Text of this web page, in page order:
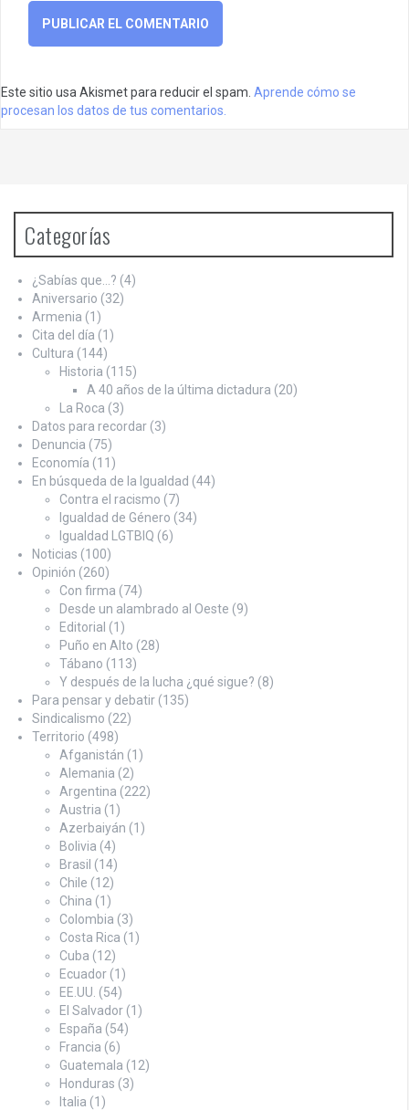
Este sitio usa Akismet para reducir el spam. Aprende cómo se
procesan los datos de tus comentarios.
Categorías
¿Sabías que…? (4)
Aniversario (32)
Armenia (1)
Cita del día (1)
Cultura (144)
Historia (115)
A 40 años de la última dictadura (20)
La Roca (3)
Datos para recordar (3)
Denuncia (75)
Economía (11)
En búsqueda de la Igualdad (44)
Contra el racismo (7)
Igualdad de Género (34)
Igualdad LGTBIQ (6)
Noticias (100)
Opinión (260)
Con firma (74)
Desde un alambrado al Oeste (9)
Editorial (1)
Puño en Alto (28)
Tábano (113)
Y después de la lucha ¿qué sigue? (8)
Para pensar y debatir (135)
Sindicalismo (22)
Territorio (498)
Afganistán (1)
Alemania (2)
Argentina (222)
Austria (1)
Azerbaiyán (1)
Bolivia (4)
Brasil (14)
Chile (12)
China (1)
Colombia (3)
Costa Rica (1)
Cuba (12)
Ecuador (1)
EE.UU. (54)
El Salvador (1)
España (54)
Francia (6)
Guatemala (12)
Honduras (3)
Italia (1)